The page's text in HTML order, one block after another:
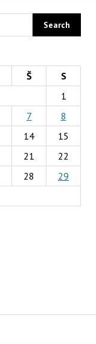
Š
S
1
7
8
14
15
21
22
28
29